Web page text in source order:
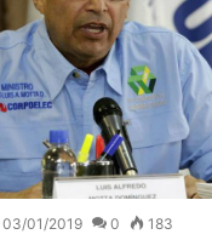
03/01/2019 0 183